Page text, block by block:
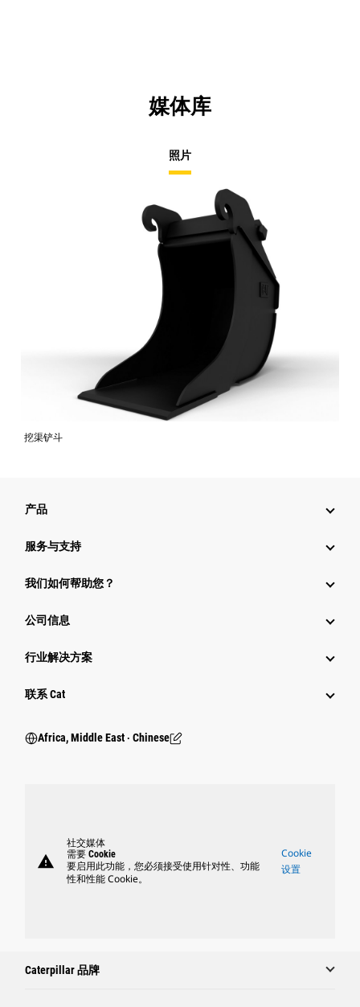
媒体库
照片
挖渠铲斗
产品
服务与支持
我们如何帮助您？
公司信息
行业解决方案
行业
联系 Cat
Africa, Middle East ‧ Chinese
warning
社交媒体
需要 Cookie
要启用此功能，您必须接受使用针对性、功能
性和性能 Cookie。
Cookie
设置
Caterpillar 品牌